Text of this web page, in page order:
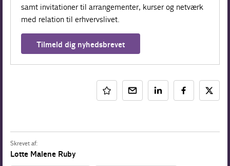
samt invitationer til arrangementer, kurser og netværk
med relation til erhvervslivet.
Tilmeld dig nyhedsbrevet
Skrevet af:
Lotte Malene Ruby